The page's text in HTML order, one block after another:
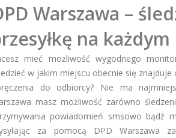
Warszawa –
na
mieć możliwość wygodnego
w jakim miejscu obecnie się znajduje
do odbiorcy? Nie ma
masz możliwość zarówno
powiadomień smsowo bądź
za pomocą DPD Warszawa